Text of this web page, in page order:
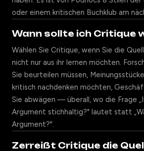
oder einem kritischen Buchklub am
Wann sollte ich Critique
Wählen Sie Critique, wenn Sie die
nicht nur aus ihr lernen möchten.
Sie beurteilen müssen,
kritisch nachdenken möchten,
Sie abwägen — überall, wo die Frage
Argument stichhaltig?" lautet statt
Argument?".
Zerreißt Critique die